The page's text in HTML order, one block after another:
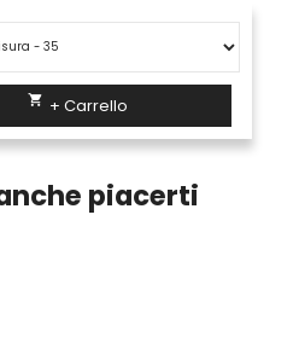
 + Carrello
piacerti